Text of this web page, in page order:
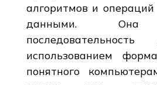
алгоритмов и
данными. Она
использованием
понятного